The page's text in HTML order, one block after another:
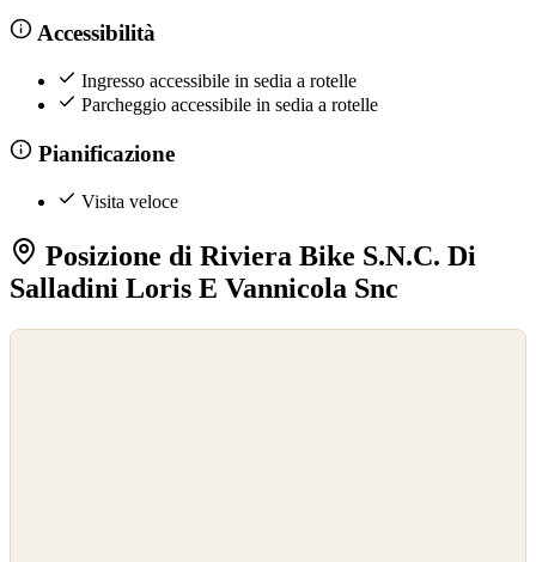
Accessibilità
Ingresso accessibile in sedia a rotelle
Parcheggio accessibile in sedia a rotelle
Pianificazione
Visita veloce
Posizione di Riviera Bike S.N.C. Di
Salladini Loris E Vannicola Snc